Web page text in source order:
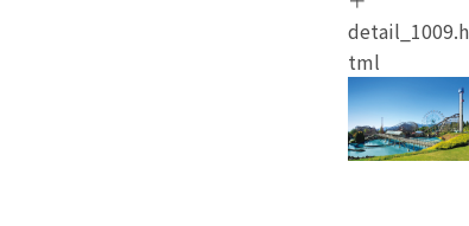
detail_1009.h
tml